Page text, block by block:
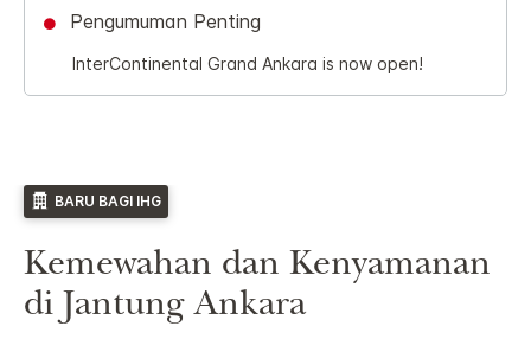
Pengumuman Penting
InterContinental Grand Ankara is now open!
BARU BAGI IHG
Kemewahan dan Kenyamanan
di Jantung Ankara